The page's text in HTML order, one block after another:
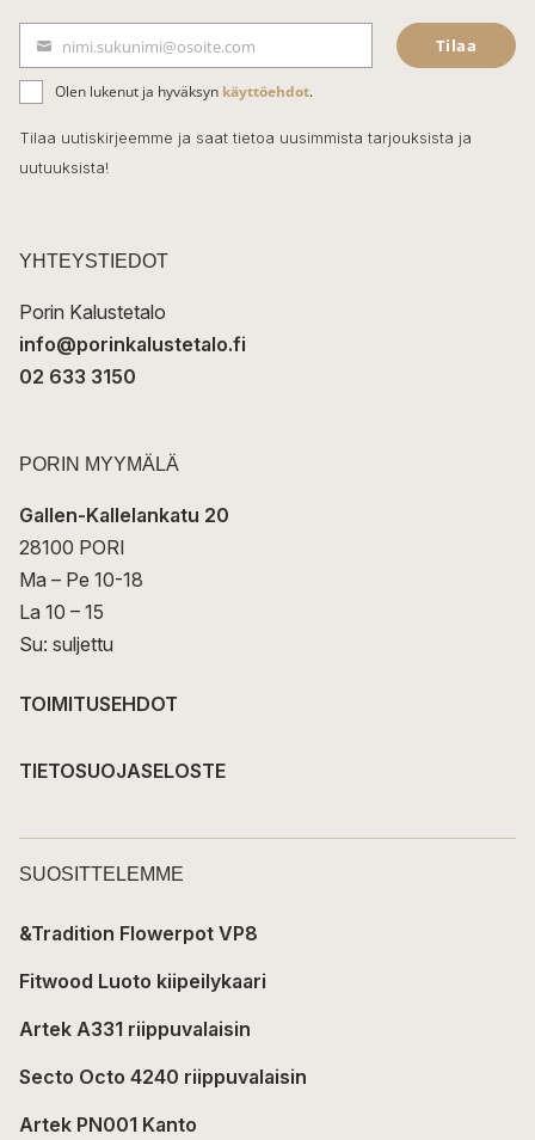
e
b
o
o
k
ä
h
k
t
nimi.sukunimi@osoite.com Tilaa
Olen lukenut ja hyväksyn käyttöehdot.
Tilaa uutiskirjeemme ja saat tietoa uusimmista tarjouksista ja
uutuuksista!
YHTEYSTIEDOT
Porin Kalustetalo
info@porinkalustetalo.fi
02 633 3150
PORIN MYYMÄLÄ
Gallen-Kallelankatu 20
28100 PORI
Ma – Pe 10-18
La 10 – 15
Su: suljettu
TOIMITUSEHDOT
TIETOSUOJASELOSTE
SUOSITTELEMME
&Tradition Flowerpot VP8
Fitwood Luoto kiipeilykaari
Artek A331 riippuvalaisin
Secto Octo 4240 riippuvalaisin
Artek PN001 Kanto